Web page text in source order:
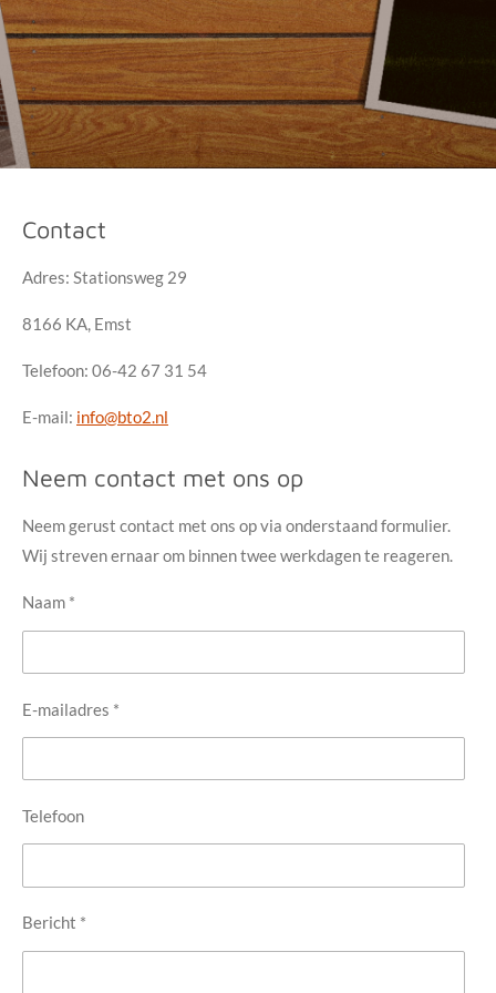
Contact
Adres: Stationsweg 29
8166 KA, Emst
Telefoon: 06-42 67 31 54
E-mail: info@bto2.nl
Neem contact met ons op
Neem gerust contact met ons op via onderstaand formulier.
Wij streven ernaar om binnen twee werkdagen te reageren.
Naam *
E-mailadres *
Telefoon
Bericht *